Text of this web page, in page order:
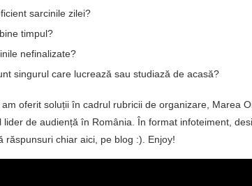
sarcinile zilei?
timpul?
nefinalizate?
singurul care lucrează sau studiază de acasă?
oferit soluții în cadrul rubricii de organizare, Marea
lider de audiență în România. În format infoteiment,
răspunsuri chiar aici, pe blog :). Enjoy!